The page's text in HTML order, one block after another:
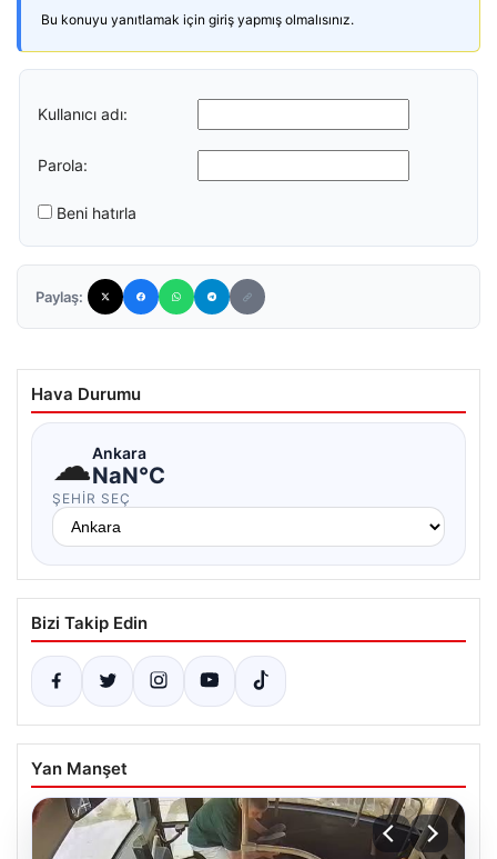
Bu konuyu yanıtlamak için giriş yapmış olmalısınız.
Kullanıcı adı:
Parola:
Beni hatırla
Paylaş:
Hava Durumu
☁Ankara
NaN°C
ŞEHIR SEÇ
Bizi Takip Edin
Yan Manşet